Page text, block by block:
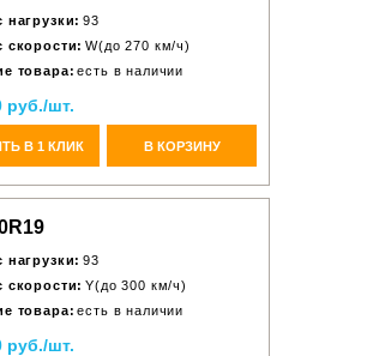
нагрузки: 93
скорости: W(до 270 км/ч)
товара: есть в наличии
руб./шт.
В 1 КЛИК В КОРЗИНУ
нагрузки: 93
скорости: Y(до 300 км/ч)
товара: есть в наличии
руб./шт.